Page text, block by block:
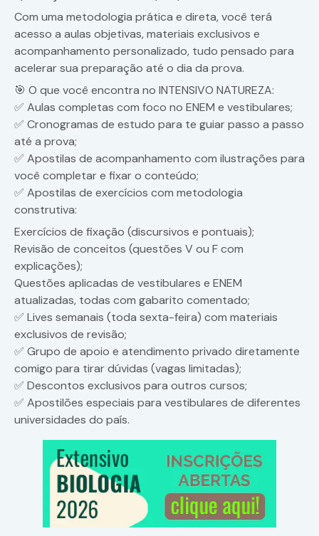
Com uma metodologia prática e direta, você terá
acesso a aulas objetivas, materiais exclusivos e
acompanhamento personalizado, tudo pensado para
acelerar sua preparação até o dia da prova.
🎯 O que você encontra no INTENSIVO NATUREZA:
✅ Aulas completas com foco no ENEM e vestibulares;
✅ Cronogramas de estudo para te guiar passo a passo
até a prova;
✅ Apostilas de acompanhamento com ilustrações para
você completar e fixar o conteúdo;
✅ Apostilas de exercícios com metodologia
construtiva:
Exercícios de fixação (discursivos e pontuais);
Revisão de conceitos (questões V ou F com
explicações);
Questões aplicadas de vestibulares e ENEM
atualizadas, todas com gabarito comentado;
✅ Lives semanais (toda sexta-feira) com materiais
exclusivos de revisão;
✅ Grupo de apoio e atendimento privado diretamente
comigo para tirar dúvidas (vagas limitadas);
✅ Descontos exclusivos para outros cursos;
✅ Apostilões especiais para vestibulares de diferentes
universidades do país.